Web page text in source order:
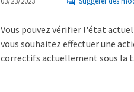
Vous pouvez vérifier l'état actuel
vous souhaitez effectuer une
correctifs actuellement sous la